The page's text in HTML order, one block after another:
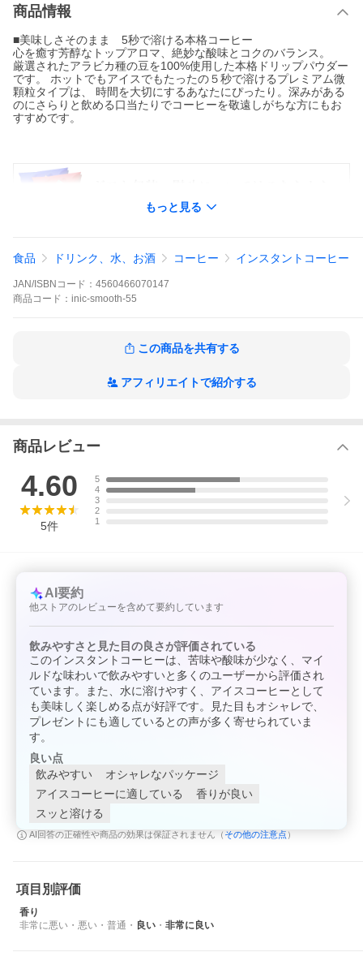
商品情報
■美味しさそのまま 5秒で溶ける本格コーヒー
心を癒す芳醇なトップアロマ、絶妙な酸味とコクのバランス。
厳選されたアラビカ種の豆を100%使用した本格ドリップパウダー
です。 ホットでもアイスでもたったの５秒で溶けるプレミアム微
顆粒タイプは、 時間を大切にするあなたにぴったり。深みがある
のにさらりと飲める口当たりでコーヒーを敬遠しがちな方にもお
すすめです。
美味しさそのまま 5秒で溶ける本格コーヒー
心を癒す芳醇なトップアロマ、絶妙な酸味とコクのバランス。
ドリップパウダーです。 ホットでもアイスでもたったの５秒で
ぴったり。深みがあるのにさらりと飲める口当たりでコーヒー
を敬遠しがちな方にもおすすめです。 イニックならスイーツ作
※画像はイメージです
厳選したアラビカ種100％
厳選したアラビカ種の豆を100％使用した本格的なドリップ
ド・コーヒーパウダーです。 従来のインスタントコーヒーは、
てしまうのが課題でした。 そこでINIC coffeeは、選び抜いた
コーヒー豆の魅力だけを最大限に生かすため、
性を見極めて最適な抽出温度と抽出時間を厳密に設定。
プロセスを経ることで従来のインスタントに見られる弱点をな
もっと見る
食品 ドリンク、水、お酒 コーヒー インスタントコーヒー
JAN/ISBNコード： 4560466070147
商品 コード： inic-smooth-55
この商品を共有する
アフィリエイトで紹介する
商品レビュー
4.60
5件
5
4
3
2
1
AI要約
他ストアのレビューを含めて要約しています
飲みやすさと見た目の良さが評価されている
このインスタントコーヒーは、苦味や酸味が少なく、マイ
ルドな味わいで飲みやすいと多くのユーザーから評価され
ています。また、水に溶けやすく、アイスコーヒーとして
も美味しく楽しめる点が好評です。見た目もオシャレで、
プレゼントにも適しているとの声が多く寄せられていま
す。
良い点
飲みやすい
オシャレなパッケージ
アイスコーヒーに適している
香りが良い
スッと溶ける
AI回答の正確性や商品の効果は保証されません（ その他の注意点 ）
項目別評価
香り
非常に悪い ・ 悪い ・ 普通 ・ 良い ・ 非常に良い